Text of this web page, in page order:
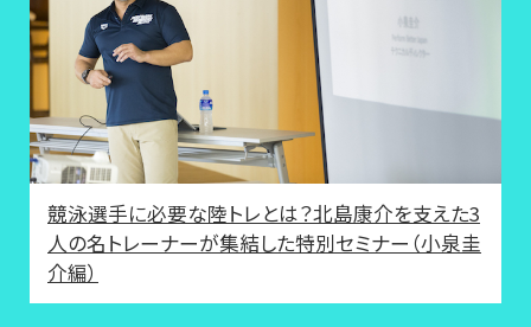
競泳選手に必要な陸トレとは？北島康介を支えた3
人の名トレーナーが集結した特別セミナー（小泉圭
介編）